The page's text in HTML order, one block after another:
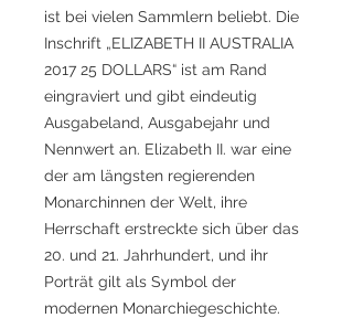
ist bei vielen Sammlern beliebt. Die
Inschrift „ELIZABETH II AUSTRALIA
2017 25 DOLLARS“ ist am Rand
eingraviert und gibt eindeutig
Ausgabeland, Ausgabejahr und
Nennwert an. Elizabeth II. war eine
der am längsten regierenden
Monarchinnen der Welt, ihre
Herrschaft erstreckte sich über das
20. und 21. Jahrhundert, und ihr
Porträt gilt als Symbol der
modernen Monarchiegeschichte.